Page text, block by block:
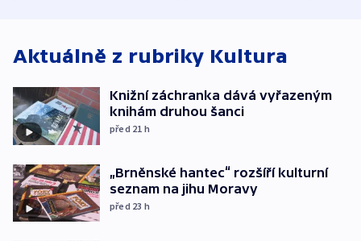
Aktuálně z rubriky Kultura
Knižní záchranka dává vyřazeným
knihám druhou šanci
před 21 h
„Brněnské hantec“ rozšíří kulturní
seznam na jihu Moravy
před 23 h